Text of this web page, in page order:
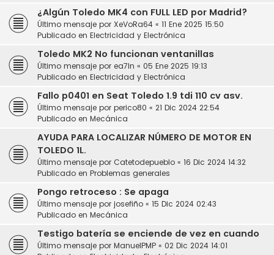
¿Algún Toledo MK4 con FULL LED por Madrid?
Último mensaje por XeVoRa64 « 11 Ene 2025 15:50
Publicado en Electricidad y Electrónica
Toledo MK2 No funcionan ventanillas
Último mensaje por ea7ln « 05 Ene 2025 19:13
Publicado en Electricidad y Electrónica
Fallo p0401 en Seat Toledo 1.9 tdi 110 cv asv.
Último mensaje por perico80 « 21 Dic 2024 22:54
Publicado en Mecánica
AYUDA PARA LOCALIZAR NÚMERO DE MOTOR EN
TOLEDO 1L.
Último mensaje por Catetodepueblo « 16 Dic 2024 14:32
Publicado en Problemas generales
Pongo retroceso : Se apaga
Último mensaje por josefiño « 15 Dic 2024 02:43
Publicado en Mecánica
Testigo batería se enciende de vez en cuando
Último mensaje por ManuelPMP « 02 Dic 2024 14:01